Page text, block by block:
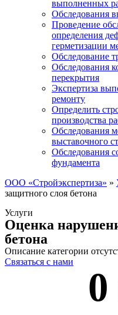
выполненных
Обследования
Проведение
определения
герметизации
Обследование
Обследования
перекрытия
Экспертиза
ремонту
Определить
производства
Обследования
выставочного
Обследования
фундамента
ООО «Стройэкспертиза» »
защитного слоя бетона
Услуги
Оценка
бетона
Описание категории
Связаться с нами
0